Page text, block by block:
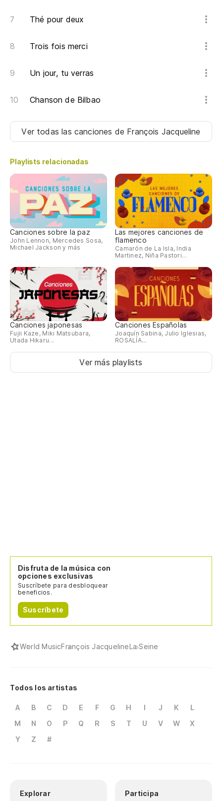
Thé pour deux
Trois fois merci
Un jour, tu verras
Chanson de Bilbao
Ver todas las canciones de François Jacqueline
Playlists relacionadas
Canciones sobre la paz
John Lennon, Mercedes Sosa,
Michael Jackson y más
Las mejores canciones de
flamenco
Camarón de La Isla, India
Martinez, Niña Pastori...
Canciones japonesas
Fujii Kaze, Miki Matsubara,
Utada Hikaru...
Canciones Españolas
Joaquín Sabina, Julio Iglesias,
ROSALÍA...
Ver más playlists
Disfruta de la música con
opciones exclusivas
Suscríbete para desbloquear
beneficios.
Suscríbete
World MusicFrançois JacquelineLa Seine
Todos los artistas
A B C D E F G H I J K
L
M
N O P Q R S T U V W
X
Y
Z #
Explorar Participa